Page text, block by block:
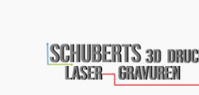
springen